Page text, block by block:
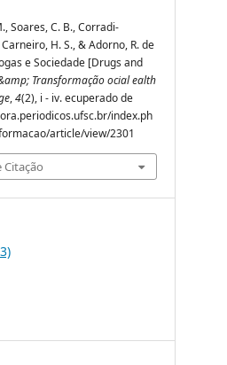
Soares, C. B., Corradi-
H. S., & Adorno, R. de
e Sociedade [Drugs and
Transformação ocial ealth
,4(2), i - iv. ecuperado de
index.ph
article/view/2301
Citação